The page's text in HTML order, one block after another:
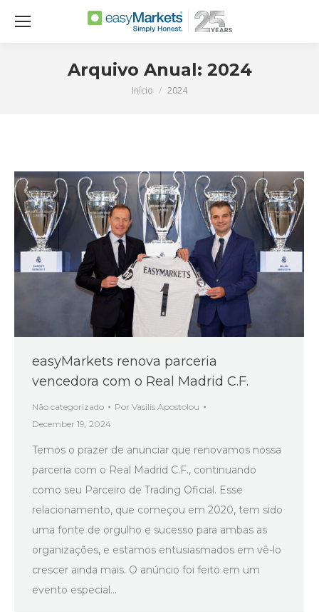
Arquivo Anual: 2024
Você está aqui:
Início 2024
easyMarkets renova parceria
vencedora com o Real Madrid C.F.
Não categorizado Por Vasilis Apostolou
December 19, 2024
Temos o prazer de anunciar que renovamos nossa
parceria com o Real Madrid C.F., continuando
como seu Parceiro de Trading Oficial. Esse
relacionamento, que começou em 2020, tem sido
uma fonte de orgulho e sucesso para ambas as
organizações, e estamos entusiasmados em vê-lo
crescer ainda mais. O anúncio foi feito em um
evento especial…